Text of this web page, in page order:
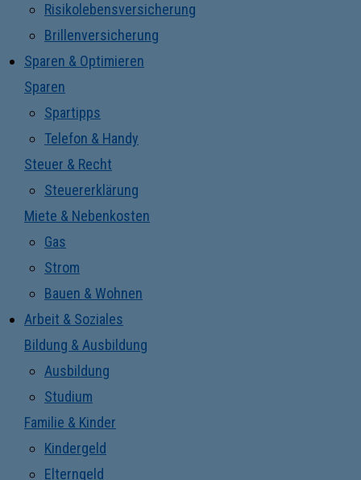
Risikolebensversicherung
Brillenversicherung
Sparen & Optimieren
Sparen
Spartipps
Telefon & Handy
Steuer & Recht
Steuererklärung
Miete & Nebenkosten
Gas
Strom
Bauen & Wohnen
Arbeit & Soziales
Bildung & Ausbildung
Ausbildung
Studium
Familie & Kinder
Kindergeld
Elterngeld